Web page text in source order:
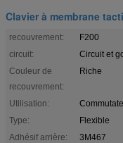
Clavier à membrane
recouvrement:
F200
circuit:
Circuit et
Couleur de
recouvrement:
Riche
Utilisation:
Type:
Flexible
Adhésif arrière:
3M467